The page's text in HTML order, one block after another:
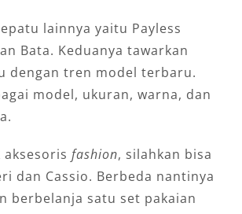
lainnya yaitu Payless
Bata. Keduanya tawarkan
dengan tren model terbaru.
model, ukuran, warna, dan
fashion, silahkan bisa
dan Cassio. Berbeda nantinya
berbelanja satu set pakaian